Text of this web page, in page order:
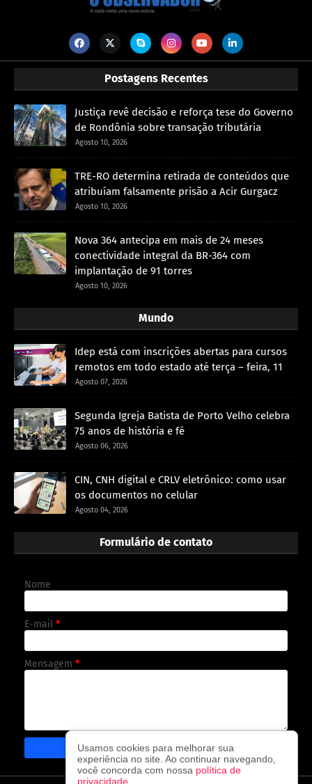
Postagens Recentes
Justiça revê decisão e reforça tese do Governo
de Rondônia sobre transação tributária
Agosto 10, 2026
TRE-RO determina retirada de conteúdos que
atribuíam falsamente prisão a Acir Gurgacz
Agosto 10, 2026
Nova 364 antecipa em mais de 24 meses
conectividade integral da BR-364 com
implantação de 91 torres
Agosto 10, 2026
Mundo
Idep está com inscrições abertas para cursos
remotos em todo estado até terça – feira, 11
Agosto 07, 2026
Segunda Igreja Batista de Porto Velho celebra
75 anos de história e fé
Agosto 06, 2026
CIN, CNH digital e CRLV eletrônico: como usar
os documentos no celular
Agosto 04, 2026
Formulário de contato
Nome
E-mail *
Mensagem *
Usamos cookies para melhorar sua
experiência no site. Ao continuar navegando,
você concorda com nossa política de
privacidade